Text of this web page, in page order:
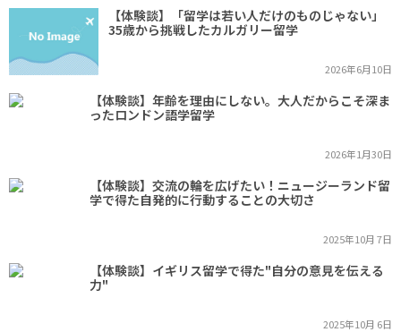
【体験談】「留学は若い人だけのものじゃない」
35歳から挑戦したカルガリー留学
2026年6月10日
【体験談】年齢を理由にしない。大人だからこそ深ま
ったロンドン語学留学
2026年1月30日
【体験談】交流の輪を広げたい！ニュージーランド留
学で得た自発的に行動することの大切さ
2025年10月 7日
【体験談】イギリス留学で得た"自分の意見を伝える
力"
2025年10月 6日